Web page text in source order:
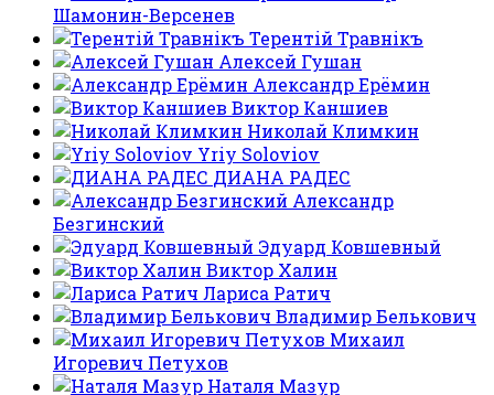
Шамонин-Версенев
Терентiй Травнiкъ
Алексей Гушан
Александр Ерёмин
Виктор Каншиев
Николай Климкин
Yriy Soloviov
ДИАНА РАДЕС
Александр
Безгинский
Эдуард Ковшевный
Виктор Халин
Лариса Ратич
Владимир Белькович
Михаил
Игоревич Петухов
Наталя Мазур